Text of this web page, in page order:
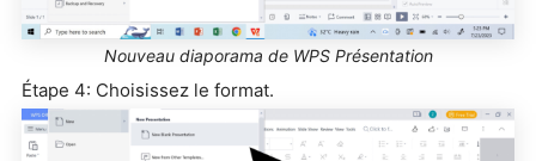
Nouveau diaporama de WPS Présentation
Étape 4: Choisissez le format.